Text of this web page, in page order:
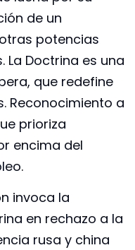
de un
potencias
La Doctrina es una
que redefine
Reconocimiento a
prioriza
encima del
invoca la
en rechazo a la
rusa y china